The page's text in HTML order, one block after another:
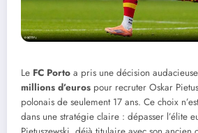
Le FC Porto a pris une décision
millions d’euros pour recruter Oskar
polonais de seulement 17 ans. Ce choix
dans une stratégie claire : dépasser l’élite